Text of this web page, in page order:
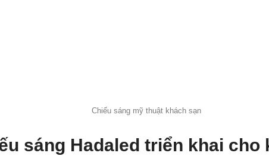
Chiếu sáng mỹ thuật khách sạn
sáng Hadaled triển khai cho